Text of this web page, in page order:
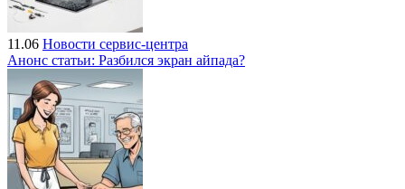
11.06 Новости сервис-центра
Анонс статьи: Разбился экран айпада?